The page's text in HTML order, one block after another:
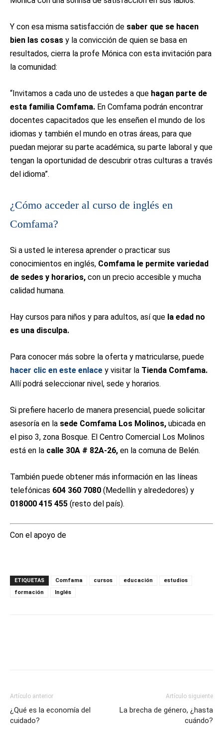
Y con esa misma satisfacción de saber que se hacen
bien las cosas y la convicción de quien se basa en
resultados, cierra la profe Mónica con esta invitación para
la comunidad:
“Invitamos a cada uno de ustedes a que hagan parte de
esta familia Comfama. En Comfama podrán encontrar
docentes capacitados que les enseñen el mundo de los
idiomas y también el mundo en otras áreas, para que
puedan mejorar su parte académica, su parte laboral y que
tengan la oportunidad de descubrir otras culturas a través
del idioma”.
¿Cómo acceder al curso de inglés en
Comfama?
Si a usted le interesa aprender o practicar sus
conocimientos en inglés, Comfama le permite variedad
de sedes y horarios, con un precio accesible y mucha
calidad humana.
Hay cursos para niños y para adultos, así que la edad no
es una disculpa.
Para conocer más sobre la oferta y matricularse, puede
hacer clic en este enlace y visitar la Tienda Comfama.
Allí podrá seleccionar nivel, sede y horarios.
Si prefiere hacerlo de manera presencial, puede solicitar
asesoría en la sede Comfama Los Molinos, ubicada en
el piso 3, zona Bosque. El Centro Comercial Los Molinos
está en la calle 30A # 82A-26, en la comuna de Belén.
También puede obtener más información en las líneas
telefónicas 604 360 7080 (Medellín y alrededores) y
018000 415 455 (resto del país).
Con el apoyo de
ETIQUETAS Comfama cursos educación
estudios
formación
Inglés
Artículo anterior
¿Qué es la economía del
cuidado?
Artículo siguiente
La brecha de género, ¿hasta
cuándo?